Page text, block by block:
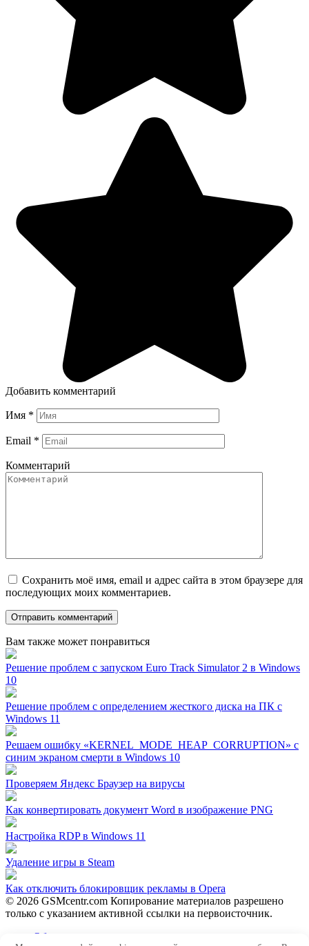
Добавить комментарий
Имя *
Email *
Комментарий
Сохранить моё имя, email и адрес сайта в этом браузере для
последующих моих комментариев.
Вам также может понравиться
Решение проблем с запуском Euro Track Simulator 2 в Windows
10
Решение проблем с определением жесткого диска на ПК с
Windows 11
Решаем ошибку «KERNEL_MODE_HEAP_CORRUPTION» с
синим экраном смерти в Windows 10
Проверяем Яндекс Браузер на вирусы
Как конвертировать документ Word в изображение PNG
Настройка RDP в Windows 11
Удаление игры в Steam
Как отключить блокировщик рекламы в Opera
© 2026 GSMcentr.com Копирование материалов разрешено
только с указанием активной ссылки на первоисточник.
Обратная связь